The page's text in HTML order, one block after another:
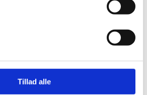
Tillad alle